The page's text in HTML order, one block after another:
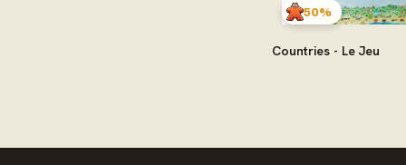
50%
Countries - Le Jeu